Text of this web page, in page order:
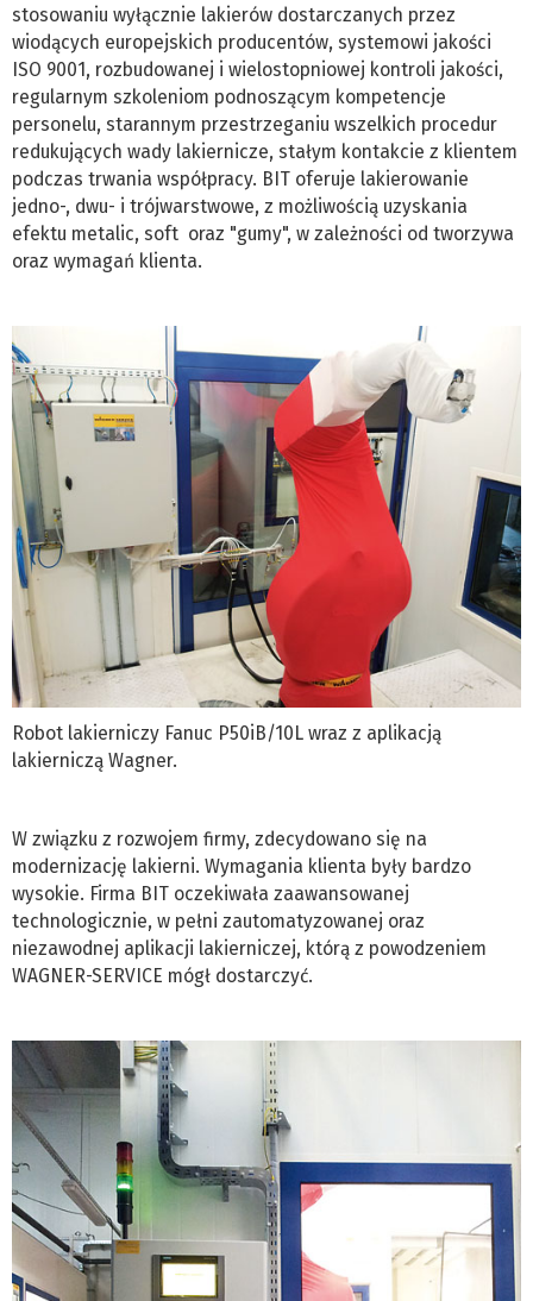
stosowaniu wyłącznie lakierów dostarczanych przez
wiodących europejskich producentów, systemowi jakości
ISO 9001, rozbudowanej i wielostopniowej kontroli jakości,
regularnym szkoleniom podnoszącym kompetencje
personelu, starannym przestrzeganiu wszelkich procedur
redukujących wady lakiernicze, stałym kontakcie z klientem
podczas trwania współpracy. BIT oferuje lakierowanie
jedno-, dwu- i trójwarstwowe, z możliwością uzyskania
efektu metalic, soft oraz "gumy", w zależności od tworzywa
oraz wymagań klienta.
Robot lakierniczy Fanuc P50iB/10L wraz z aplikacją
lakierniczą Wagner.
W związku z rozwojem firmy, zdecydowano się na
modernizację lakierni. Wymagania klienta były bardzo
wysokie. Firma BIT oczekiwała zaawansowanej
technologicznie, w pełni zautomatyzowanej oraz
niezawodnej aplikacji lakierniczej, którą z powodzeniem
WAGNER-SERVICE mógł dostarczyć.